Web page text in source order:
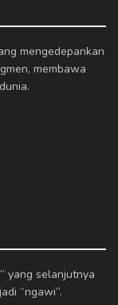
mengedepankan
membawa
yang selanjutnya
“ngawi”.